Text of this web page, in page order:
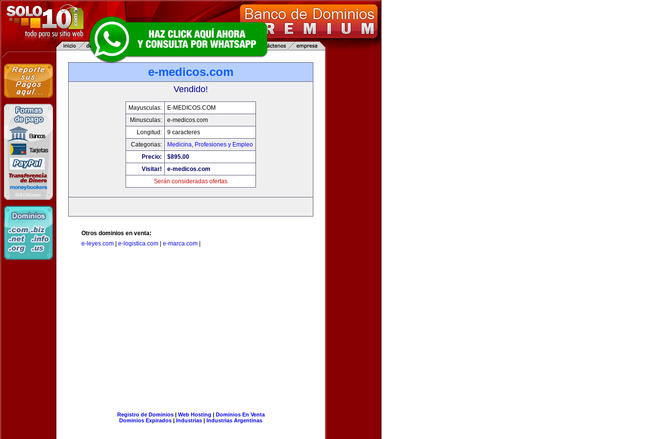
e-medicos.com
Vendido!
Mayusculas:
E-MEDICOS.COM
Minusculas:
e-medicos.com
Longitud:
9 caracteres
Categorias:
Medicina, Profesiones y Empleo
Precio:
$895.00
Visitar!
e-medicos.com
Serán consideradas ofertas
Otros dominios en venta:
e-leyes.com
e-logistica.com e-marca.com
Registro de Dominios| Web Hosting | Dominios En Venta
Dominios Expirados | Industrias | Industrias Argentinas